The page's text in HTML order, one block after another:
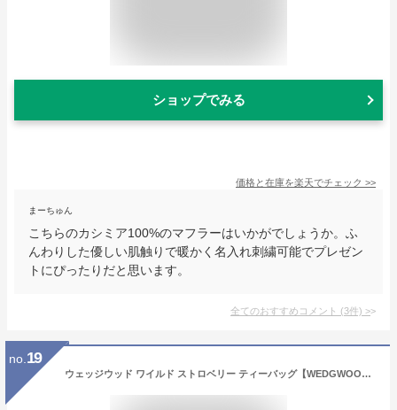
ショップでみる
価格と在庫を楽天でチェック >>
まーちゅん
こちらのカシミア100%のマフラーはいかがでしょうか。ふ
んわりした優しい肌触りで暖かく名入れ刺繍可能でプレゼン
トにぴったりだと思います。
全てのおすすめコメント (3件) >
no. 19
ウェッジウッド ワイルド ストロベリー ティーバッグ【WEDGWOOD ブランド 紅茶 セット ギフト おしゃれ 詰合せ ティー フルーツティー ハーブティー 内祝い お返し 女性 英国 アフタヌーンティー 上品 苺 クッキー ジャム プレート】